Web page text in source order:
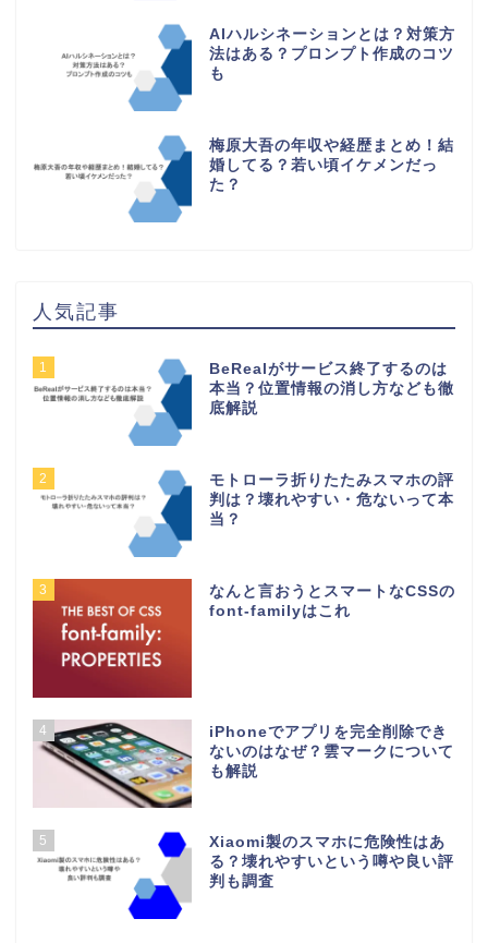
AIハルシネーションとは？対策方
法はある？プロンプト作成のコツ
も
梅原大吾の年収や経歴まとめ！結
婚してる？若い頃イケメンだっ
た？
人気記事
1
BeRealがサービス終了するのは
本当？位置情報の消し方なども徹
底解説
2
モトローラ折りたたみスマホの評
判は？壊れやすい・危ないって本
当？
3
なんと言おうとスマートなCSSの
font-familyはこれ
4
iPhoneでアプリを完全削除でき
ないのはなぜ？雲マークについて
も解説
5
Xiaomi製のスマホに危険性はあ
る？壊れやすいという噂や良い評
判も調査